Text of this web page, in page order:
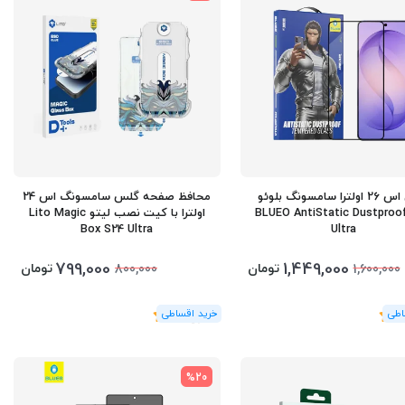
گلس اس 26 اولترا سامسونگ بلوئو
BLUEO AntiStatic
Ultra
1,600,000
1,449,000 تومان
محافظ صفحه گلس سامسونگ اس 24
اولترا با کیت نصب لیتو Lito Magic
Box S24 Ultra
800,000
799,000تومان
(1رای)
5
%20